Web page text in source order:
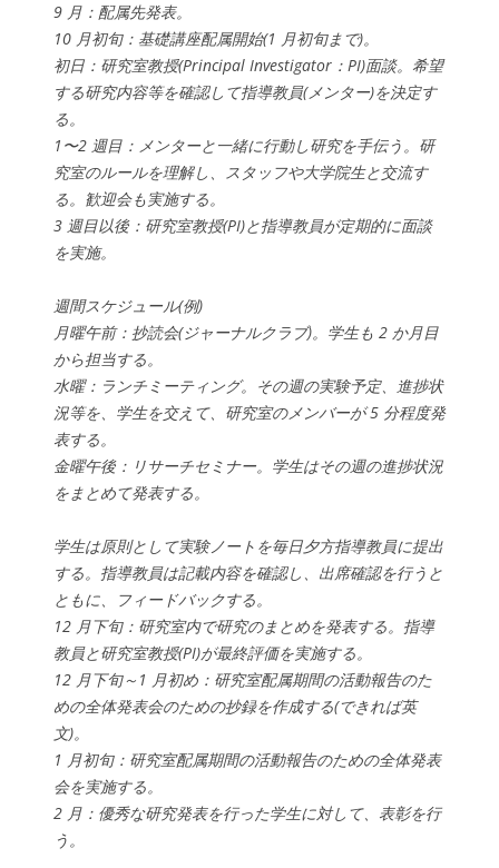
9 月：配属先発表。
10 月初旬：基礎講座配属開始(1 月初旬まで)。
初日：研究室教授(Principal Investigator：PI)面談。希望
する研究内容等を確認して指導教員(メンター)を決定す
る。
1〜2 週目：メンターと一緒に行動し研究を手伝う。研
究室のルールを理解し、スタッフや大学院生と交流す
る。歓迎会も実施する。
3 週目以後：研究室教授(PI)と指導教員が定期的に面談
を実施。
週間スケジュール(例)
月曜午前：抄読会(ジャーナルクラブ)。学生も 2 か月目
から担当する。
水曜：ランチミーティング。その週の実験予定、進捗状
況等を、学生を交えて、研究室のメンバーが 5 分程度発
表する。
金曜午後：リサーチセミナー。学生はその週の進捗状況
をまとめて発表する。
学生は原則として実験ノートを毎日夕方指導教員に提出
する。指導教員は記載内容を確認し、出席確認を行うと
ともに、フィードバックする。
12 月下旬：研究室内で研究のまとめを発表する。指導
教員と研究室教授(PI)が最終評価を実施する。
12 月下旬～1 月初め：研究室配属期間の活動報告のた
めの全体発表会のための抄録を作成する(できれば英
文)。
1 月初旬：研究室配属期間の活動報告のための全体発表
会を実施する。
2 月：優秀な研究発表を行った学生に対して、表彰を行
う。